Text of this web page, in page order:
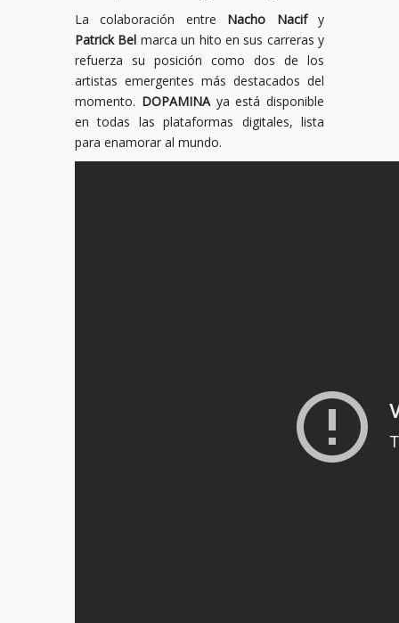
La colaboración entre Nacho Nacify
Patrick Bel marca un hito en sus carreras y
refuerza su posición como dos de los
artistas emergentes más destacados del
momento. DOPAMINA ya está disponible
en todas las plataformas digitales, lista
para enamorar al mundo.